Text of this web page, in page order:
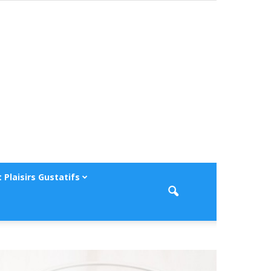
Plaisirs Gustatifs